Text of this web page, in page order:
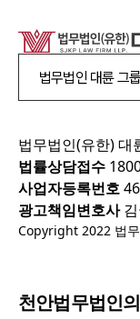
법무법인 대륜 그
법무법인(유한) 대
법률상담접수
사업자등록번호
광고책임변호사김
Copyright 2022 법
천안법무법인